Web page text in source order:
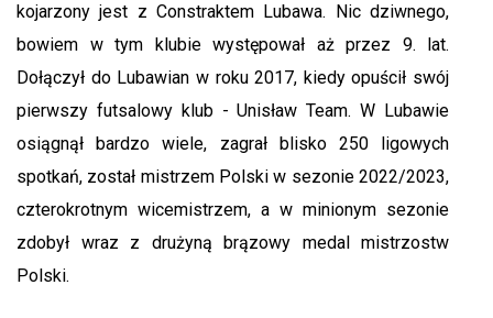
kojarzony jest z Constraktem Lubawa. Nic dziwnego,
bowiem w tym klubie występował aż przez 9. lat.
Dołączył do Lubawian w roku 2017, kiedy opuścił swój
pierwszy futsalowy klub - Unisław Team. W Lubawie
osiągnął bardzo wiele, zagrał blisko 250 ligowych
spotkań, został mistrzem Polski w sezonie 2022/2023,
czterokrotnym wicemistrzem, a w minionym sezonie
zdobył wraz z drużyną brązowy medal mistrzostw
Polski.